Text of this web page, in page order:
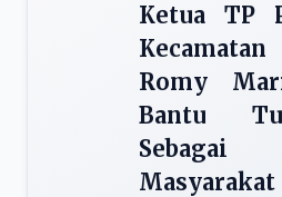
Ketua TP
Romy
Bantu
Masyarakat